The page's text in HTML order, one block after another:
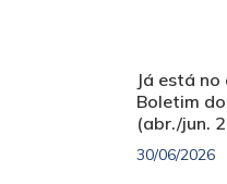
Já está
Boletim
(abr./jun.
30/06/2026